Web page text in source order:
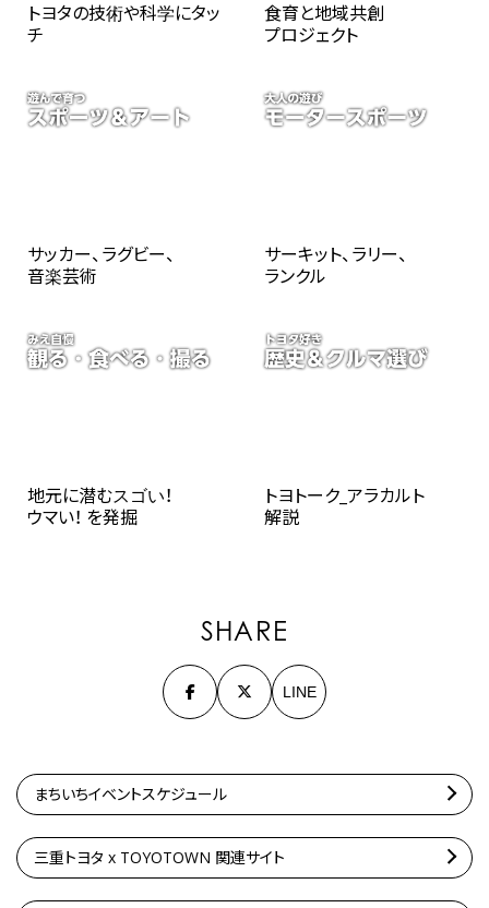
トヨタの技術や科学にタッ
チ
食育と地域共創
プロジェクト
サッカー、ラグビー、
音楽芸術
サーキット、ラリー、
ランクル
地元に潜むスゴい！
ウマい！ を発掘
トヨトーク_アラカルト
解説
SHARE
LINE
まちいちイベントスケジュール
三重トヨタ x TOYOTOWN 関連サイト